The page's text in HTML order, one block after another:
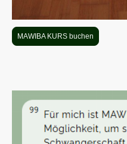
MAWIBA KURS buchen